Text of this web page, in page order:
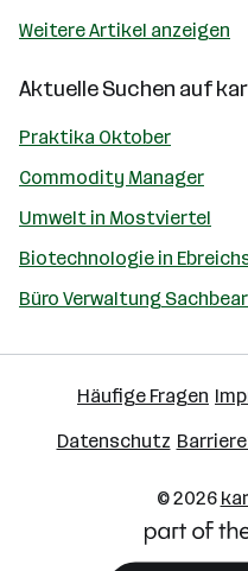
Weitere Artikel anzeigen
Aktuelle Suchen auf
Praktika Oktober
Commodity Manager
Umwelt in Mostviertel
Biotechnologie in
Büro Verwaltung
Häufige Fragen
Datenschutz
© 2026